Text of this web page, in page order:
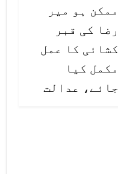
ممکن ہو میر
رضا کی قبر
کشائی کا عمل
مکمل کیا
جائے، عدالت